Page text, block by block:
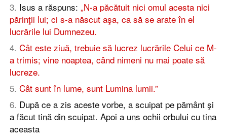
3. Isus a răspuns: „N-a păcătuit nici omul acesta nici
părinţii lui; ci s-a născut aşa, ca să se arate în el
lucrările lui Dumnezeu.
4. Cât este ziuă, trebuie să lucrez lucrările Celui ce M-
a trimis; vine noaptea, când nimeni nu mai poate să
lucreze.
5. Cât sunt în lume, sunt Lumina lumii.”
6. După ce a zis aceste vorbe, a scuipat pe pământ şi
a făcut tină din scuipat. Apoi a uns ochii orbului cu tina
aceasta